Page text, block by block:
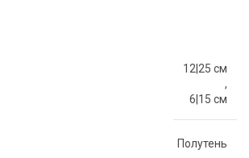
12|25 см
,
6|15 см
Полутень